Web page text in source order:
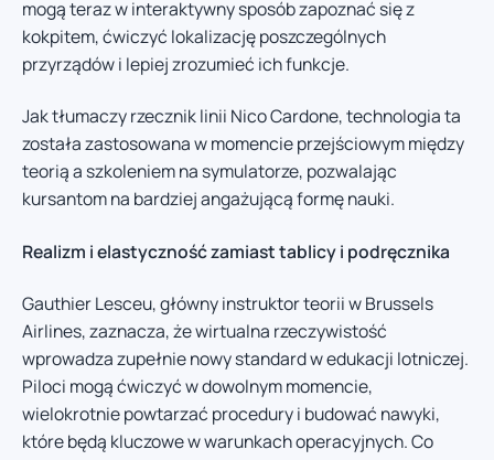
mogą teraz w interaktywny sposób zapoznać się z
kokpitem, ćwiczyć lokalizację poszczególnych
przyrządów i lepiej zrozumieć ich funkcje.
Jak tłumaczy rzecznik linii Nico Cardone, technologia ta
została zastosowana w momencie przejściowym między
teorią a szkoleniem na symulatorze, pozwalając
kursantom na bardziej angażującą formę nauki.
Realizm i elastyczność zamiast tablicy i podręcznika
Gauthier Lesceu, główny instruktor teorii w Brussels
Airlines, zaznacza, że wirtualna rzeczywistość
wprowadza zupełnie nowy standard w edukacji lotniczej.
Piloci mogą ćwiczyć w dowolnym momencie,
wielokrotnie powtarzać procedury i budować nawyki,
które będą kluczowe w warunkach operacyjnych. Co